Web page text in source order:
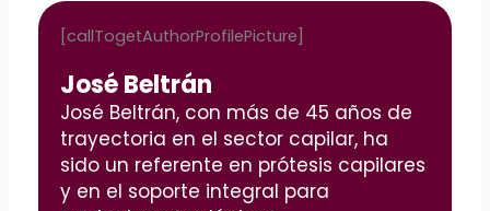
[callTogetAuthorProfilePicture]
José Beltrán
José Beltrán, con más de 45 años de
trayectoria en el sector capilar, ha
sido un referente en prótesis capilares
y en el soporte integral para